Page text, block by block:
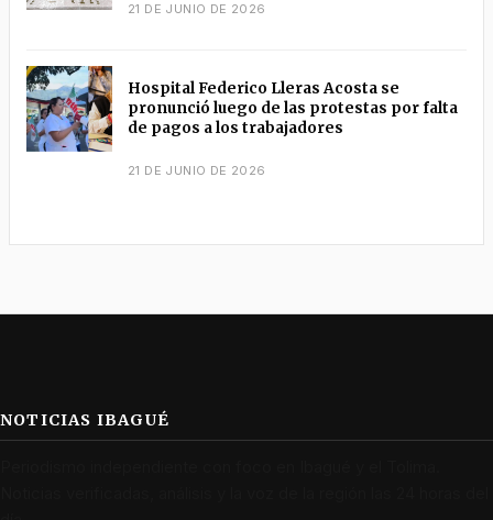
21 DE JUNIO DE 2026
Hospital Federico Lleras Acosta se
pronunció luego de las protestas por falta
de pagos a los trabajadores
21 DE JUNIO DE 2026
NOTICIAS IBAGUÉ